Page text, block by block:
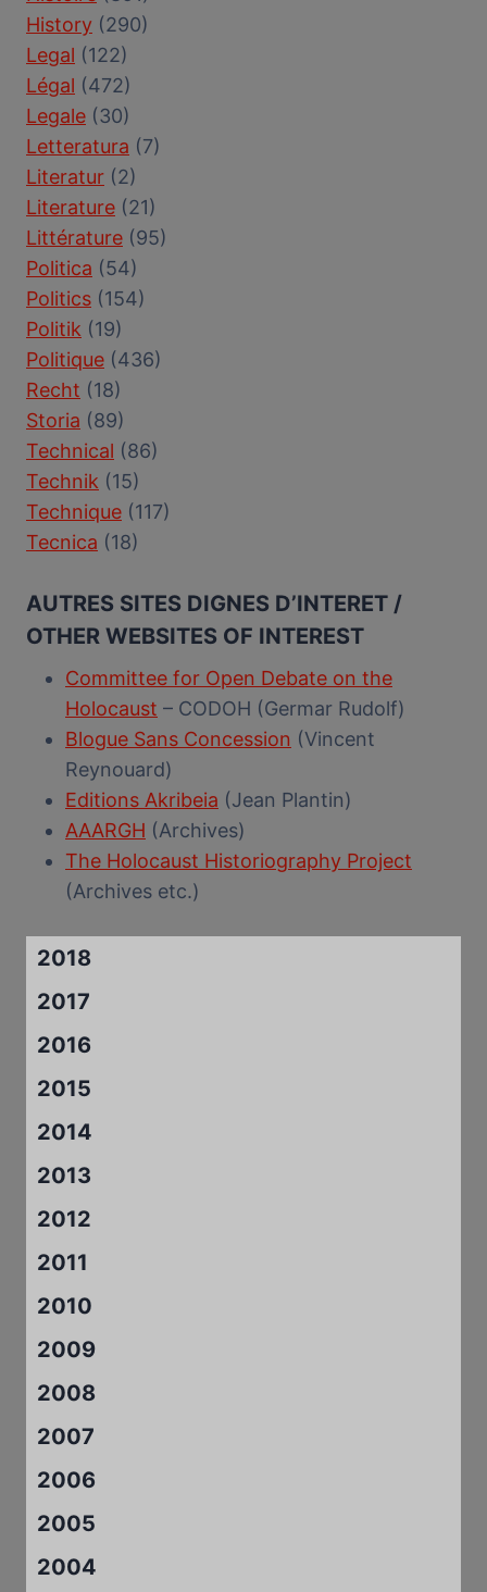
History (290)
Legal (122)
Légal (472)
Legale (30)
Letteratura (7)
Literatur (2)
Literature (21)
Littérature (95)
Politica (54)
Politics (154)
Politik (19)
Politique (436)
Recht (18)
Storia (89)
Technical (86)
Technik (15)
Technique (117)
Tecnica (18)
AUTRES SITES DIGNES D’INTERET /
OTHER WEBSITES OF INTEREST
Committee for Open Debate on the
Holocaust – CODOH (Germar Rudolf)
Blogue Sans Concession (Vincent
Reynouard)
Editions Akribeia (Jean Plantin)
AAARGH (Archives)
The Holocaust Historiography Project
(Archives etc.)
2018
2017
2016
2015
2014
2013
2012
2011
2010
2009
2008
2007
2006
2005
2004